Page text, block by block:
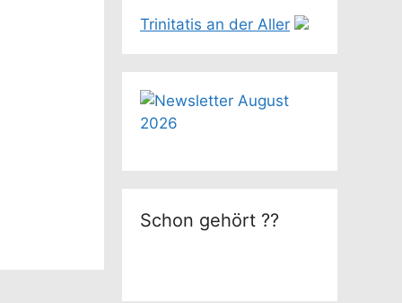
Trinitatis an der Aller
Schon gehört ??